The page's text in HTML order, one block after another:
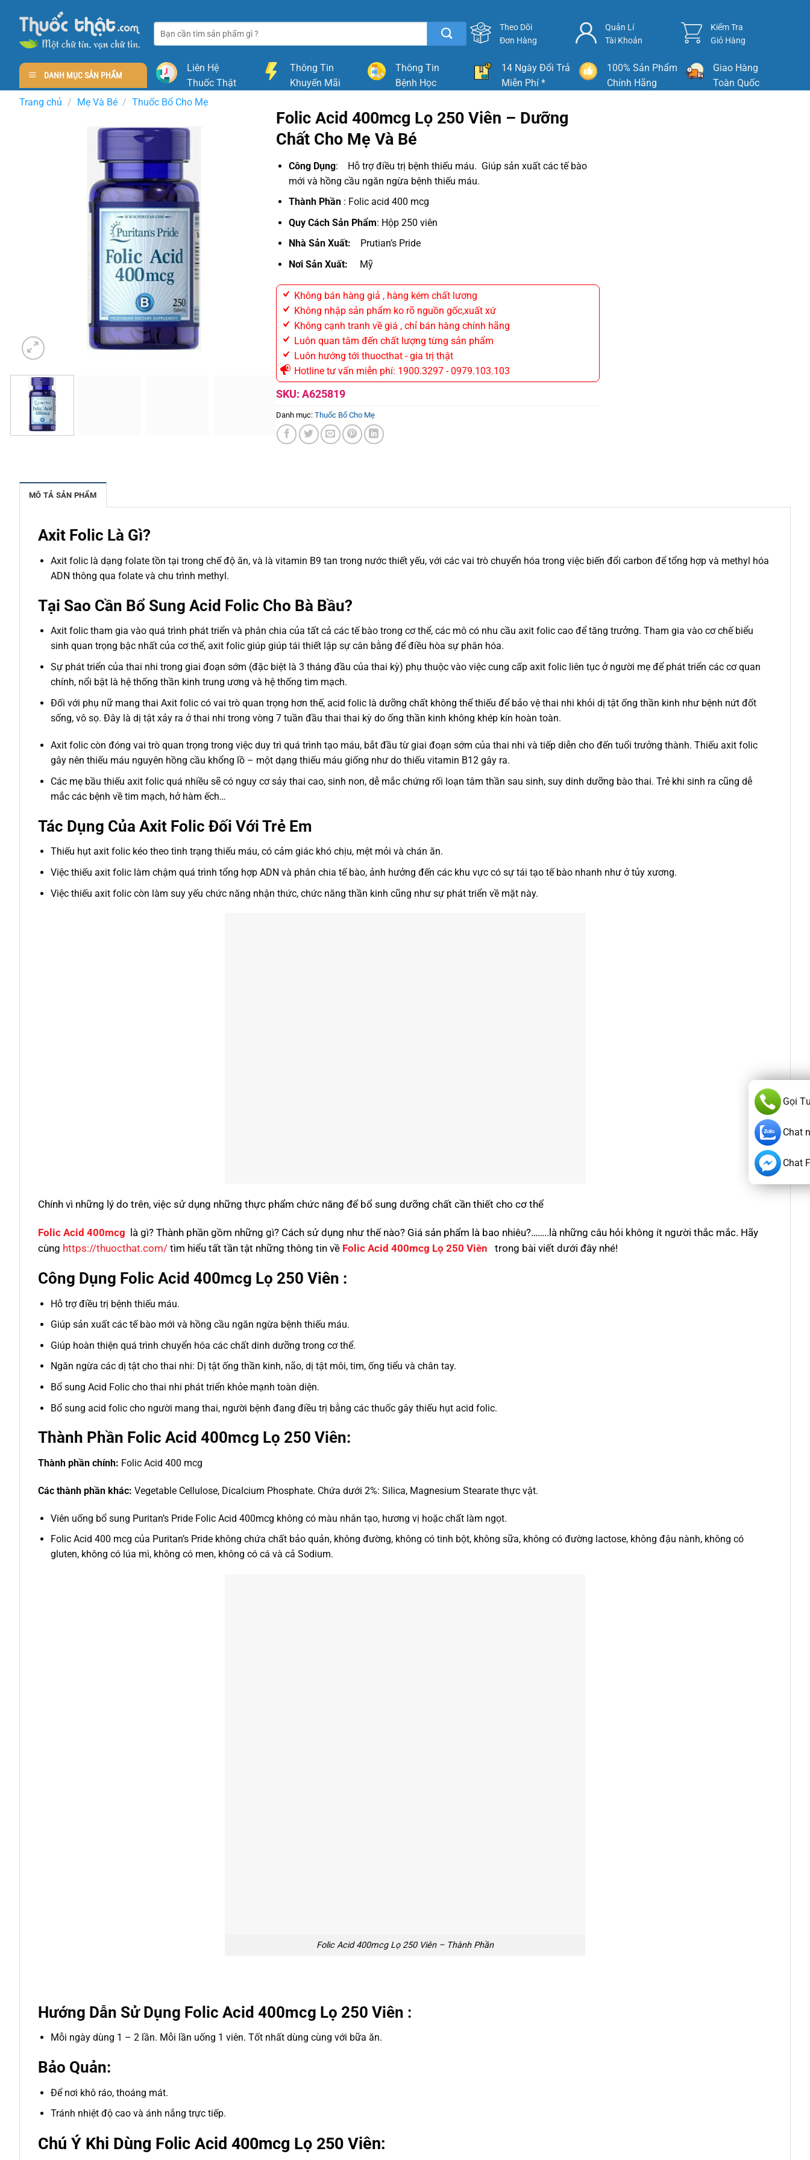
content
kiếm:
Theo Dõi
Đơn Hàng
Quản Lí
Tài Khoản
Kiểm Tra
Giỏ Hàng
DANH MỤC SẢN PHẨM
Liên Hệ
Thuốc Thật
Thông Tin
Khuyến Mãi
Thông Tin
Bệnh Học
14 Ngày Đổi Trả
Miễn Phí *
100% Sản Phẩm
Chính Hãng
Giao Hàng
Toàn Quốc
Trang chủ / Mẹ Và Bé / Thuốc Bổ Cho Mẹ
Folic Acid 400mcg Lọ 250 Viên – Dưỡng
Chất Cho Mẹ Và Bé
Công Dụng: Hỗ trợ điều trị bệnh thiếu máu. Giúp sản xuất các tế bào
mới và hồng cầu ngăn ngừa bệnh thiếu máu.
Thành Phần: Folic acid 400 mcg
Quy Cách Sản Phẩm: Hộp 250 viên
Nhà Sản Xuất:
Prutian’s Pride
Nơi Sản Xuất: Mỹ
Không bán hàng giả , hàng kém chất lương
Không nhập sản phẩm ko rõ nguồn gốc,xuất xứ
Không cạnh tranh về giá , chỉ bán hàng chính hãng
Luôn quan tâm đến chất lượng từng sản phẩm
Luôn hướng tới thuocthat - gia trị thật
Hotline tư vấn miễn phí: 1900.3297 - 0979.103.103
SKU: A625819
Danh mục: Thuốc Bổ Cho Mẹ
MÔ TẢ SẢN PHẨM
Axit Folic Là Gì?
Axit folic là dạng folate tồn tại trong chế độ ăn, và là vitamin B9 tan trong nước thiết yếu, với các vai trò chuyển hóa trong việc biến đổi carbon để tổng hợp và methyl hóa
ADN thông qua folate và chu trình methyl.
Tại Sao Cần Bổ Sung Acid Folic Cho Bà Bầu?
Axit folic tham gia vào quá trình phát triển và phân chia của tất cả các tế bào trong cơ thể, các mô có nhu cầu axit folic cao để tăng trưởng. Tham gia vào cơ chế biểu
sinh quan trọng bậc nhất của cơ thể, axit folic giúp giúp tái thiết lập sự cân bằng để điều hòa sự phân hóa.
Sự phát triển của thai nhi trong giai đoạn sớm (đặc biệt là 3 tháng đầu của thai kỳ) phụ thuộc vào việc cung cấp axit folic liên tục ở người mẹ để phát triển các cơ quan
chính, nổi bật là hệ thống thần kinh trung ương và hệ thống tim mạch.
Đối với phụ nữ mang thai Axit folic có vai trò quan trọng hơn thế, acid folic là dưỡng chất không thể thiếu để bảo vệ thai nhi khỏi dị tật ống thần kinh như bệnh nứt đốt
sống, vô sọ. Đây là dị tật xảy ra ở thai nhi trong vòng 7 tuần đầu thai thai kỳ do ống thần kinh không khép kín hoàn toàn.
Axit folic còn đóng vai trò quan trọng trong việc duy trì quá trình tạo máu, bắt đầu từ giai đoạn sớm của thai nhi và tiếp diễn cho đến tuổi trưởng thành. Thiếu axit folic
gây nên thiếu máu nguyên hồng cầu khổng lồ – một dạng thiếu máu giống như do thiếu vitamin B12 gây ra.
Các mẹ bầu thiếu axit folic quá nhiều sẽ có nguy cơ sảy thai cao, sinh non, dễ mắc chứng rối loạn tâm thần sau sinh, suy dinh dưỡng bào thai. Trẻ khi sinh ra cũng dễ
mắc các bệnh về tim mạch, hở hàm ếch…
Tác Dụng Của Axit Folic Đối Với Trẻ Em
Thiếu hụt axit folic kéo theo tình trạng thiếu máu, có cảm giác khó chịu, mệt mỏi và chán ăn.
Việc thiếu axit folic làm chậm quá trình tổng hợp ADN và phân chia tế bào, ảnh hưởng đến các khu vực có sự tái tạo tế bào nhanh như ở tủy xương.
Việc thiếu axit folic còn làm suy yếu chức năng nhận thức, chức năng thần kinh cũng như sự phát triển về mặt này.
Chính vì những lý do trên, việc sử dụng những thực phẩm chức năng để bổ sung dưỡng chất cần thiết cho cơ thể
Folic Acid 400mcg
là gì? Thành phần gồm những gì? Cách sử dụng như thế nào? Giá sản phẩm là bao nhiêu?……..là những câu hỏi không ít người thắc mắc. Hãy
cùng https://thuocthat.com/ tìm hiểu tất tần tật những thông tin về Folic Acid 400mcg Lọ 250 Viên trong bài viết dưới đây nhé!
Công Dụng Folic Acid 400mcg Lọ 250 Viên :
Hỗ trợ điều trị bệnh thiếu máu.
Giúp sản xuất các tế bào mới và hồng cầu ngăn ngừa bệnh thiếu máu.
Giúp hoàn thiện quá trình chuyển hóa các chất dinh dưỡng trong cơ thể.
Ngăn ngừa các dị tật cho thai nhi: Dị tật ống thần kinh, não, dị tật môi, tim, ống tiểu và chân tay.
Bổ sung Acid Folic cho thai nhi phát triển khỏe mạnh toàn diện.
Bổ sung acid folic cho người mang thai, người bệnh đang điều trị bằng các thuốc gây thiếu hụt acid folic.
Thành Phần Folic Acid 400mcg Lọ 250 Viên:
Thành phần chính: Folic Acid 400 mcg
Các thành phần khác: Vegetable Cellulose, Dicalcium Phosphate. Chứa dưới 2%: Silica, Magnesium Stearate thực vật.
Viên uống bổ sung Puritan’s Pride Folic Acid 400mcg không có màu nhân tạo, hương vị hoặc chất làm ngọt.
Folic Acid 400 mcg của Puritan’s Pride không chứa chất bảo quản, không đường, không có tinh bột, không sữa, không có đường lactose, không đậu nành, không có
gluten, không có lúa mì, không có men, không có cá và cả Sodium.
Folic Acid 400mcg Lọ 250 Viên – Thành Phần
Hướng Dẫn Sử Dụng Folic Acid 400mcg Lọ 250 Viên :
Mỗi ngày dùng 1 – 2 lần. Mỗi lần uống 1 viên. Tốt nhất dùng cùng với bữa ăn.
Bảo Quản:
Để nơi khô ráo, thoáng mát.
Tránh nhiệt độ cao và ánh nắng trực tiếp.
Chú Ý Khi Dùng Folic Acid 400mcg Lọ 250 Viên:
Gọi
Chat
Chat